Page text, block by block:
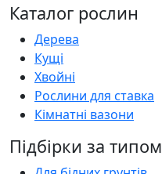
Каталог рослин
Дерева
Кущі
Хвойні
Рослини для ставка
Кімнатні вазони
Підбірки за типом